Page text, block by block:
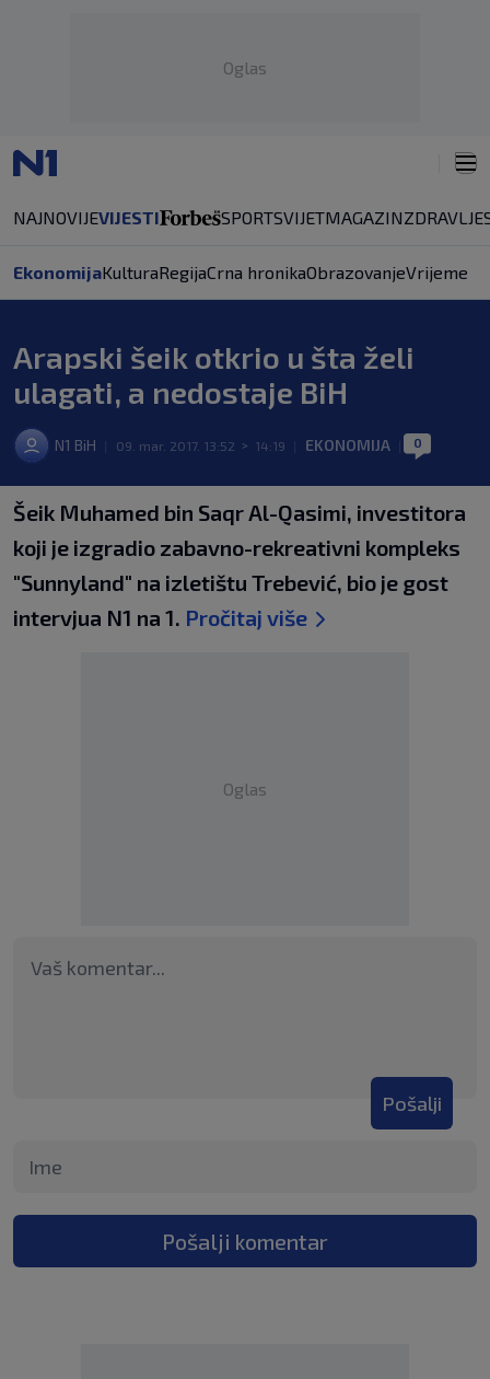
Oglas
NAJNOVIJEVIJESTI SPORTSVIJETMAGAZINZDRAVLJE
EkonomijaKulturaRegijaCrna hronikaObrazovanjeVrijeme
Arapski šeik otkrio u šta želi
ulagati, a nedostaje BiH
N1 BiH 09. mar. 2017. 13:52 > 14:19 EKONOMIJA 0
Šeik Muhamed bin Saqr Al-Qasimi, investitora
koji je izgradio zabavno-rekreativni kompleks
"Sunnyland" na izletištu Trebević, bio je gost
intervjua N1 na 1. Pročitaj više
Oglas
Pošalji
Pošalji komentar